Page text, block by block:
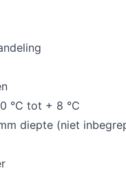
°C tot + 8 °C
diepte (niet